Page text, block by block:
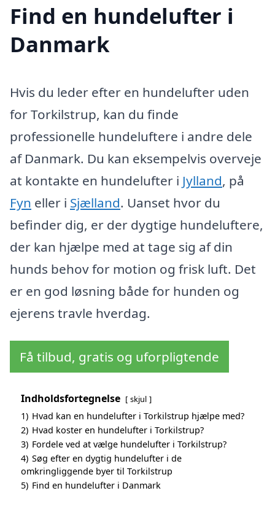
Find en hundelufter i
Danmark
Hvis du leder efter en hundelufter uden
for Torkilstrup, kan du finde
professionelle hundeluftere i andre dele
af Danmark. Du kan eksempelvis overveje
at kontakte en hundelufter i Jylland, på
Fyn eller i Sjælland. Uanset hvor du
befinder dig, er der dygtige hundeluftere,
der kan hjælpe med at tage sig af din
hunds behov for motion og frisk luft. Det
er en god løsning både for hunden og
ejerens travle hverdag.
Få tilbud, gratis og uforpligtende
Indholdsfortegnelse skjul
1) Hvad kan en hundelufter i Torkilstrup hjælpe med?
2) Hvad koster en hundelufter i Torkilstrup?
3) Fordele ved at vælge hundelufter i Torkilstrup?
4) Søg efter en dygtig hundelufter i de
omkringliggende byer til Torkilstrup
5) Find en hundelufter i Danmark